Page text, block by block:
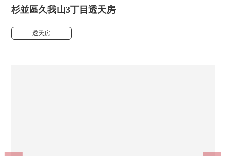
杉並區久我山3丁目透天房
透天房